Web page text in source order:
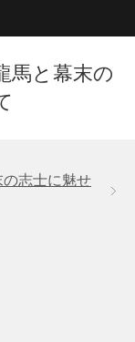
馬と幕末の
志士に魅せ